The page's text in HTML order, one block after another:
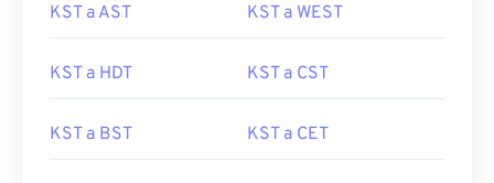
KST a AST KST a WEST
KST a HDT KST a CST
KST a BST KST a CET